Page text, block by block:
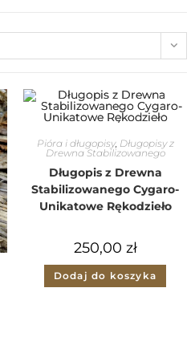
Pióra i długopisy, Długopisy z
Drewna Stabilizowanego
Długopis z Drewna
Stabilizowanego Cygaro-
Unikatowe Rękodzieło
250,00 zł
Dodaj do koszyka